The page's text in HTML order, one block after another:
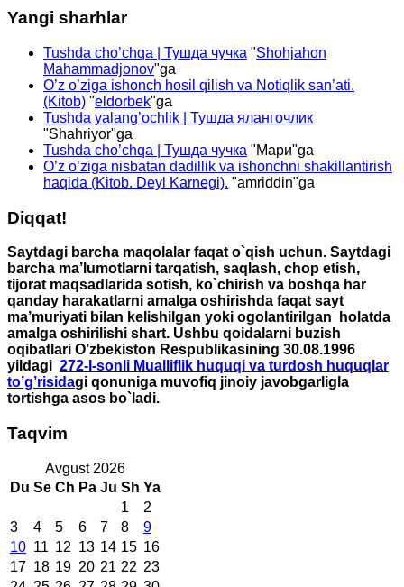
Yangi sharhlar
Tushda cho’chqa | Тушда чучка "Shohjahon
Mahammadjonov"ga
O’z o’ziga ishonch hosil qilish va Notiqlik san’ati.
(Kitob) "eldorbek"ga
Tushda yalang’ochlik | Тушда ялангочлик
"Shahriyor"ga
Tushda cho’chqa | Тушда чучка "Мари"ga
O’z o’ziga nisbatan dadillik va ishonchni shakillantirish
haqida (Kitob. Deyl Karnegi). "amriddin"ga
Diqqat!
Saytdagi barcha maqolalar faqat o`qish uchun. Saytdagi
barcha ma’lumotlarni tarqatish, saqlash, chop etish,
tijorat maqsadlarida sotish, ko`chirish va boshqa har
qanday harakatlarni amalga oshirishda faqat sayt
ma’muriyati bilan kelishilgan yoki ogolantirilgan holatda
amalga oshirilishi shart. Ushbu qoidalarni buzish
oqibatlari O’zbekiston Respublikasining 30.08.1996
yildagi 272-I-sonli Mualliflik huquqi va turdosh huquqlar
to’g’risidagi qonuniga muvofiq jinoiy javobgarligla
tortishga asos bo`ladi.
Taqvim
Avgust 2026
Du Se Ch Pa Ju Sh Ya
1
2
3
4 5 6 7 8
9
10 11 12 13 14 15 16
17 18 19 20 21 22 23